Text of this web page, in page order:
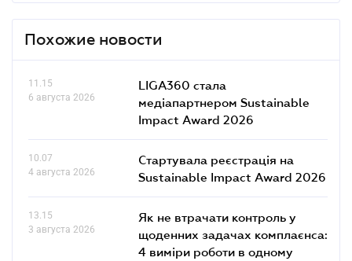
Похожие новости
11.15
6 августа 2026
LIGA360 стала
медіапартнером Sustainable
Impact Award 2026
10.07
4 августа 2026
Стартувала реєстрація на
Sustainable Impact Award 2026
13.15
3 августа 2026
Як не втрачати контроль у
щоденних задачах комплаєнса:
4 виміри роботи в одному